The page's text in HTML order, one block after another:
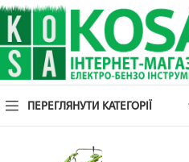
ПЕРЕГЛЯНУТИ КАТЕГОРІЇ